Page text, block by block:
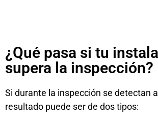
¿Qué pasa si tu
supera la inspección?
Si durante la inspección se detectan
resultado puede ser de dos tipos: